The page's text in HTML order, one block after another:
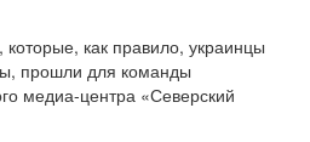
как правило, украинцы
прошли для команды
медиа-центра «Северский